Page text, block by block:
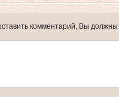
комментарий, Вы должны